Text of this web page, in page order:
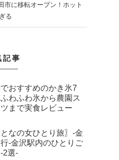
市に移転オープン！ホット
る
記事
おすすめのかき氷7
わふわ氷から農園ス
まで実食レビュー
となの女ひとり旅〗-金
-金沢駅内のひとりご
2選-